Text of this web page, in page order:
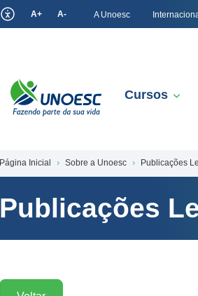
A+ A- A Unoesc
Cursos
Página Inicial Sobre a Unoesc Publicações
Publicações